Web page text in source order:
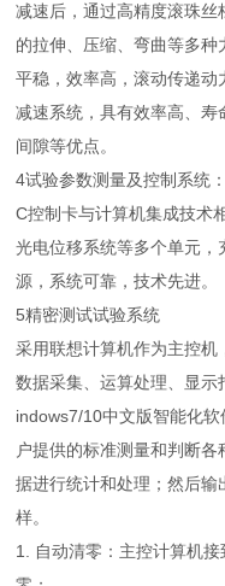
减速后，通过高精度滚珠
的拉伸、压缩、弯曲等多
平稳，效率高，滚动传递
减速系统，具有效率高、
间隙等优点。
4试验参数测量及控制系统
C控制卡与计算机集成技术
光电位移系统等多个单元
源，系统可靠，技术先进。
5精密测试试验系统
采用联想计算机作为主控机
数据采集、运算处理、显
indows7/10中文版智能化
户提供的标准测量和判断
据进行统计和处理；然后输
样。
1. 自动清零：主控计算机